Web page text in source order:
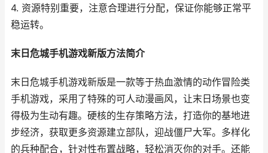
4. 资源特别重要，注意合理进行分配，保证你能够正常平
稳运转。
末日危城手机游戏新版方法简介
末日危城手机游戏新版是一款等于热血激情的动作冒险类
手机游戏，采用了特殊的可人动漫画风，让末日场景也变
得极为生动有趣。硬核的生存策略方法，打造你的基地进
步经济，获取更多资源建立部队，迎战僵尸大军。多样化
的兵种配合，针对性布置战略，轻松消灭你的对手。还能